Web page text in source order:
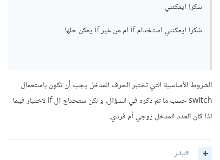
أخطاء حتى نساعدك في حلها.
شكرا ايمكنني
شكرا ايمكنني استخدام if ام من غير if يمكن حلها
الشروط الأساسية التي تختبر الحرف المدخل يجب أن تكون باستعمال
switch حسب ما تم ذكره في السؤال، و لكن ستحتاج ال if لاختبار فيما
إذا كان العدد المدخل زوجي أم فردي.
اقتباس